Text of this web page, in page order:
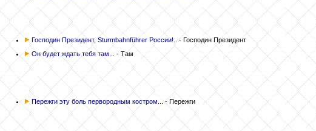
Господин Президент, Sturmbahnführer России!..
- Господин Президент
Он будет ждать тебя там...
- Там
Пережги эту боль первородным костром... - Пережги